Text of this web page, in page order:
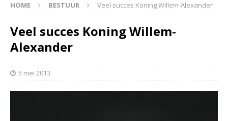
HOME BESTUUR Veel succes Koning Willem-Alexander
Veel succes Koning Willem-
Alexander
5 mei 2013